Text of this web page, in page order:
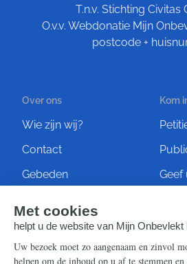
T.n.v. Stichting Civitas
O.v.v. Webdonatie Mijn
postcode +
Over ons
Wie zijn wij?
Contact
Gebeden
Kom
Geef
Steun ons Info